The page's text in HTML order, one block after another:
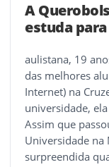
A
estuda
aulistana, 19
das melhores
Internet) na
universidade,
Assim que
Universidade
surpreendida